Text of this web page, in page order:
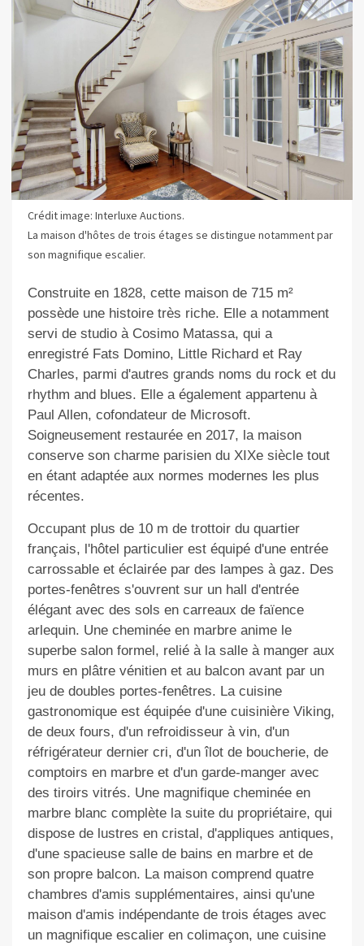
Crédit image: Interluxe Auctions.
La maison d'hôtes de trois étages se distingue notamment par
son magnifique escalier.
Construite en 1828, cette maison de 715 m²
possède une histoire très riche. Elle a notamment
servi de studio à Cosimo Matassa, qui a
enregistré Fats Domino, Little Richard et Ray
Charles, parmi d'autres grands noms du rock et du
rhythm and blues. Elle a également appartenu à
Paul Allen, cofondateur de Microsoft.
Soigneusement restaurée en 2017, la maison
conserve son charme parisien du XIXe siècle tout
en étant adaptée aux normes modernes les plus
récentes.
Occupant plus de 10 m de trottoir du quartier
français, l'hôtel particulier est équipé d'une entrée
carrossableet éclairée par des lampes à gaz. Des
portes-fenêtres s'ouvrent sur un hall d'entrée
élégant avec des sols en carreaux de faïence
arlequin. Une cheminée en marbre anime le
superbe salon formel, relié à la salle à manger aux
murs en plâtre vénitien et au balcon avant par un
jeu de doubles portes-fenêtres. La cuisine
gastronomique est équipée d'une cuisinière Viking,
de deux fours, d'un refroidisseur à vin, d'un
réfrigérateur dernier cri, d'un îlot de boucherie, de
comptoirs en marbre et d'un garde-manger avec
des tiroirs vitrés. Une magnifique cheminée en
marbre blanc complète la suite du propriétaire, qui
dispose de lustres en cristal, d'appliques antiques,
d'une spacieuse salle de bains en marbre et de
son propre balcon. La maison comprend quatre
chambres d'amis supplémentaires, ainsi qu'une
maison d'amis indépendante de trois étages avec
un magnifique escalier en colimaçon, une cuisine